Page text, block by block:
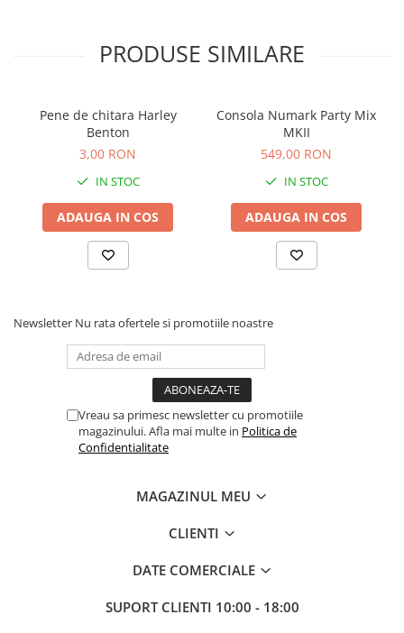
Subwoofere de studio
Lumini si efecte
Accesorii pentru lumini
Cabluri de Alimentare
Case-uri de lumini
Comenzi si controllere
Masini de fum si ceata
Mixere DMX
Moving Head-uri
Proiectoare
Scene şi Ring-uri de Dans
Instrumente Muzicale
Instrumente cu arcus
Instrumente de suflat
PRODUSE SIMILARE
Pene de chitara Harley
Benton
3,00 RON
IN STOC
ADAUGA IN COS
Consola Numark Party Mix
MKII
549,00 RON
IN STOC
ADAUGA IN COS
Newsletter Nu rata ofertele si promotiile noastre
Vreau sa primesc newsletter cu promotiile
magazinului. Afla mai multe in Politica de
Confidentialitate
MAGAZINUL MEU
CLIENTI
DATE COMERCIALE
SUPORT CLIENTI 10:00 - 18:00